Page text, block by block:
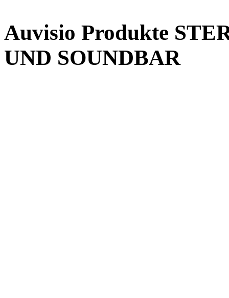
Auvisio Produkte
UND SOUNDBAR